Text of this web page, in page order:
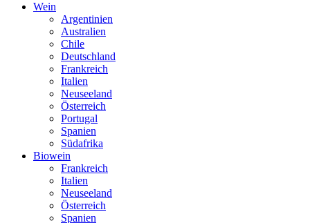
Wein
Argentinien
Australien
Chile
Deutschland
Frankreich
Italien
Neuseeland
Österreich
Portugal
Spanien
Südafrika
Biowein
Frankreich
Italien
Neuseeland
Österreich
Spanien